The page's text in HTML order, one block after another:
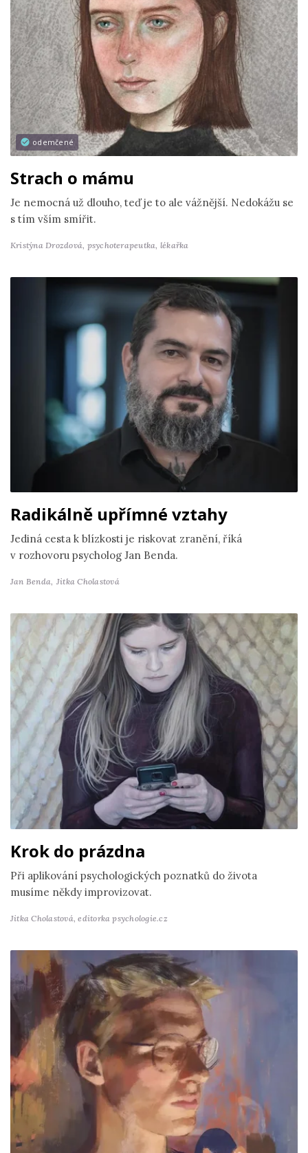
odemčené
Strach o mámu
Je nemocná už dlouho, teď je to ale vážnější. Nedokážu se
s tím vším smířit.
Kristýna Drozdová, psychoterapeutka, lékařka
Radikálně upřímné vztahy
Jediná cesta k blízkosti je riskovat zranění, říká
v rozhovoru psycholog Jan Benda.
Jan Benda, Jitka Cholastová
Krok do prázdna
Při aplikování psychologických poznatků do života
musíme někdy improvizovat.
Jitka Cholastová,editorka psychologie.cz